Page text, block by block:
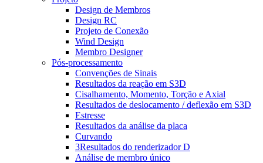
Design de Membros
Design RC
Projeto de Conexão
Wind Design
Membro Designer
Pós-processamento
Convenções de Sinais
Resultados da reação em S3D
Cisalhamento, Momento, Torção e Axial
Resultados de deslocamento / deflexão em S3D
Estresse
Resultados da análise da placa
Curvando
3Resultados do renderizador D
Análise de membro único